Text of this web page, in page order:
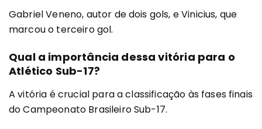
Gabriel Veneno, autor de dois gols, e Vinicius, que
marcou o terceiro gol.
Qual a importância dessa vitória para o
Atlético Sub-17?
A vitória é crucial para a classificação às fases finais
do Campeonato Brasileiro Sub-17.